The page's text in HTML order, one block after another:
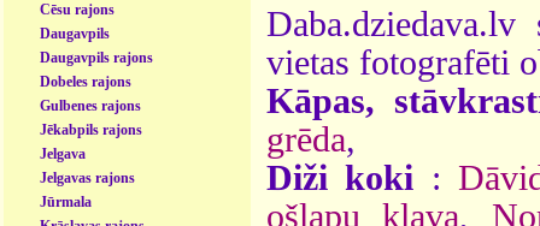
Cēsu rajons
Daugavpils
Daugavpils rajons
Dobeles rajons
Gulbenes rajons
Jēkabpils rajons
Jelgava
Jelgavas rajons
Jūrmala
vietas fotografēti
Kāpas,
grēda,
Diži koki :
ošlapu kļava,